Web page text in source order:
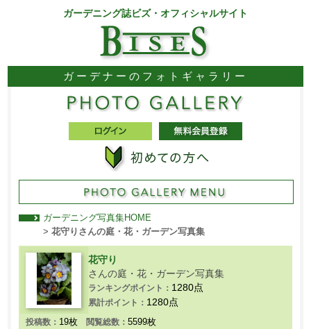
ガーデニング誌ビズ・オフィシャルサイト
ガーデナーのフォトギャラリー
ガーデニング写真集HOME
> 花守りさんの庭・花・ガーデン写真集
花守り
さんの庭・花・ガーデン写真集
投稿数： 19枚閲覧総数： 5599枚
ランキングポイント： 1280点
累計ポイント： 1280点